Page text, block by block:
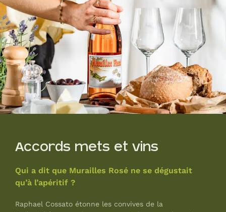
Accords mets et vins
Qui a dit que Murailles Rosé ne se dégustait
qu’à l’apéritif ?
Raphael Cossato étonne les convives de la